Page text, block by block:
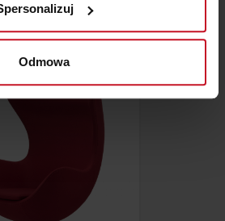
wirtualny odcisk palca)
tego, jak Twoje osobiste
oraz ustaw własne preferencje w
zgodę w dowolnej chwili.
cookie do spersonalizowania treści
funkcje społecznościowe i
witrynie. Informacje o tym, jak
udostępniamy partnerom
i analitycznym.
Odmowa
O CENĘ W SALONIE